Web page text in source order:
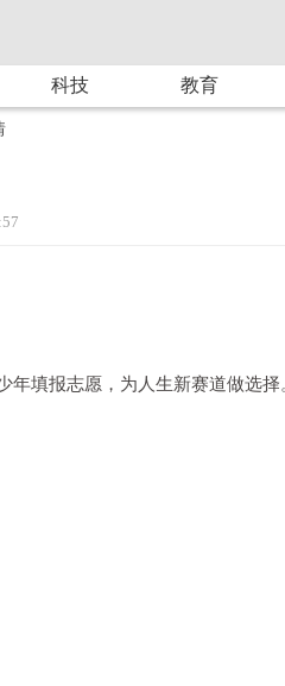
科技 教育
年填报志愿，为人生新赛道做选